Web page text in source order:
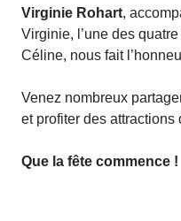
Virginie Rohart,
Virginie, l’une des
Céline, nous fait
Venez nombreux
et profiter des attractions
Que la fête commence !